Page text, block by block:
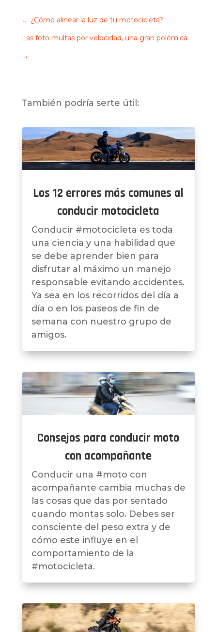
← ¿Cómo alinear la luz de tu motocicleta?
Las foto multas por velocidad, una gran polémica
→
También podría serte útil:
Los 12 errores más comunes al
conducir motocicleta
Conducir #motocicleta es toda
una ciencia y una habilidad que
se debe aprender bien para
disfrutar al máximo un manejo
responsable evitando accidentes.
Ya sea en los recorridos del día a
día o en los paseos de fin de
semana con nuestro grupo de
amigos.
Consejos para conducir moto
con acompañante
Conducir una #moto con
acompañante cambia muchas de
las cosas que das por sentado
cuando montas solo. Debes ser
consciente del peso extra y de
cómo este influye en el
comportamiento de la
#motocicleta.